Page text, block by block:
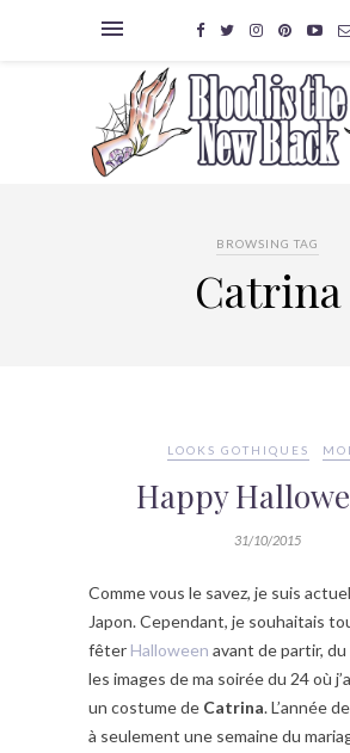
BROWSING TAG
Catrina
LOOKS GOTHIQUES
Happy
31/10/2015
Comme vous le savez, je suis
Japon. Cependant, je souhaitais
fêter Halloween avant de partir,
les images de ma soirée du 24 où
un costume de Catrina. L’année
à seulement une semaine du